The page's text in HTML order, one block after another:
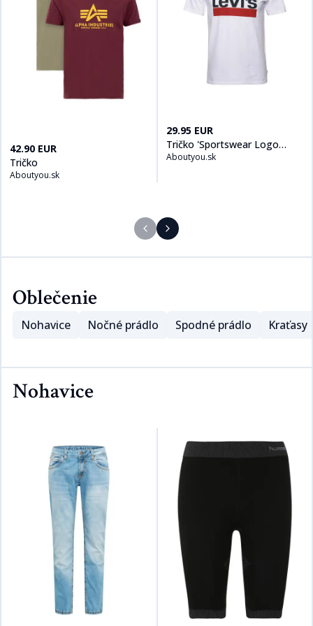
42.90 EUR
Tričko
Aboutyou.sk
Kúpiť produt
29.95 EUR
Tričko 'Sportswear Logo
Graphic'
Aboutyou.sk
Kúpiť produt
Oblečenie​​​​‌ ‍ ​‍​‍‌‍ ‌ ​‍‌‍‍‌‌‍‌ ‌‍‍‌‌‍ ‍​‍​‍​ ‍‍​‍​‍‌ ​ ‌‍​‌‌‍ ‍‌‍‍‌‌ ‌​‌ ‍‌​‍ ‍‌‍‍‌‌‍ ​‍​‍​‍ ​​‍​‍‌‍‍​‌ ​‍‌‍‌‌‌‍‌‍​‍​‍​ ‍‍​‍​‍‌‍‍​‌ ‌​‌ ‌​‌ ​​​ ‍‍​‍ ​‍ ‌‍ ​‌‍ ‌‍​ ‌‍​‌‌‍ ​‌‍‍​‌‍ ‌ ​ ‌ ‌​​ ‍‍​ ​ ​ ​​​ ​​​ ​​​‍ ‌ ​ ‌ ‌​‌ ‌‌‌‍‌​‌‍‍‌‌‍ ​‍ ‌‍‍‌‌‍ ‍‌ ‌​‌‍‌‌‌‍ ‍‌ ‌​​‍ ‌‍‌‌‌‍‌​‌‍‍‌‌ ‌​​‍ ‌‍ ‌‌‍ ‌‍‌​‌‍‌‌​ ‌‌ ​​‌ ​‍‌‍‌‌‌ ​ ‌‍‌‌‌‍ ‍‌ ‌​‌‍​‌‌ ‌​‌‍‍‌‌‍ ‌‍ ‍​ ‍ ‌‍‍‌‌‍‌​​ ‌‌‍​‍‌‍‌​‌‍‌‌​ ‍‌​ ‍‌​ ‌ ​ ​‍‌‍​ ​‍ ‌‌‍‌​​ ‌‍​ ​​‌‍‌​​‍ ‌​ ‌​​ ‌​‌‍‌​​ ‌‌​‍ ‌‌‍​‍‌‍​‌​ ​​​ ‌‍​‍ ‌​ ‌​‌‍​‌​ ​ ​ ​ ‌‍​‌‌‍‌‍‌‍​ ‌‍​‌‌‍‌‍​ ‍‌​ ​‍‌‍​‌​ ‍ ‌ ‌​‌ ‍‌‌ ​​‌‍‌‌​ ‌‌ ​​‌‍​‌‌‍‌ ‌‍‌‌‌ ​ ​ ‍ ‌ ​​‌‍​‌‌ ‌​‌‍‍​​ ‌‌‍​‍‌‍ ​‌‍ ‌‍​ ‌‍‍ ‌ ​ ​‍‌‌​ ‌‌‌​​‍‌‌ ‌‍‍ ‌‍‌‌‌ ‍‌​‍‌‌​ ​ ‌​‌​​‍‌‌​ ​ ‌​‌​​‍‌‌​ ​‍​ ​‍‌‍​‍‌‍​‌‌‍​‌​ ​​​ ‍​​ ​‍​ ​​​ ‍​​ ​​​ ‍​​ ​‌‌‍‌​​‍‌‌​ ​‍​ ​‍​‍‌‌​ ‌‌‌​‌​​‍ ‍‌ ‌​‌‍‍‌‌ ‌​‌‍ ​‌‍‌‌​ ‌‍​‍‌‍​‌‌ ​ ‌‍‌‌‌‌‌‌‌ ​‍‌‍ ​​ ‌‌‍‍​‌ ‌​‌ ‌​‌ ​​​‍‌‌​ ​ ‌​​‌​‍‌‌​ ​‍‌​‌‍​‍‌‌​ ​‍‌​‌‍‌‍ ​‌‍ ‌‍​ ‌‍​‌‌‍ ​‌‍‍​‌‍ ‌ ​ ‌ ‌​​‍‌‌​ ​ ‌​​‌​ ​ ​ ​​​ ​​​ ​​​‍‌‌​ ​‍‌​‌‍‌ ​ ‌ ‌​‌ ‌‌‌‍‌​‌‍‍‌‌‍ ​‍‌‍‌‍‍‌‌‍‌​​ ‌‌‍​‍‌‍‌​‌‍‌‌​ ‍‌​ ‍‌​ ‌ ​ ​‍‌‍​ ​‍ ‌‌‍‌​​ ‌‍​ ​​‌‍‌​​‍ ‌​ ‌​​ ‌​‌‍‌​​ ‌‌​‍ ‌‌‍​‍‌‍​‌​ ​​​ ‌‍​‍ ‌​ ‌​‌‍​‌​ ​ ​ ​ ‌‍​‌‌‍‌‍‌‍​ ‌‍​‌‌‍‌‍​ ‍‌​ ​‍‌‍​‌​‍‌‍‌ ‌​‌ ‍‌‌ ​​‌‍‌‌​ ‌‌ ​​‌‍​‌‌‍‌ ‌‍‌‌‌ ​ ​‍‌‍‌ ​​‌‍​‌‌ ‌​‌‍‍​​ ‌‌‍​‍‌‍ ​‌‍ ‌‍​ ‌‍‍ ‌ ​ ​‍‌‌​ ‌‌‌​​‍‌‌ ‌‍‍ ‌‍‌‌‌ ‍‌​‍‌‌​ ​ ‌​‌​​‍‌‌​ ​ ‌​‌​​‍‌‌​ ​‍​ ​‍‌‍​‍‌‍​‌‌‍​‌​ ​​​ ‍​​ ​‍​ ​​​ ‍​​ ​​​ ‍​​ ​‌‌‍‌​​‍‌‌​ ​‍​ ​‍​‍‌‌​ ‌‌‌​‌​​‍ ‍‌ ‌​‌‍‍‌‌ ‌​‌‍ ​‌‍‌‌​‍‌‍‌ ​​‌‍‌‌‌ ​‍‌ ​ ‌ ​​‌‍‌‌‌‍​ ‌ ‌​‌‍‍‌‌ ‌‍‌‍‌‌​ ‌‌ ​​‌ ‌‌‌‍​‍‌‍ ​‌‍‍‌‌ ​ ‌‍‍​‌‍‌‌‌‍‌​​‍​‍‌ ‌
Nohavice Nočné prádlo Spodné prádlo Kraťasy
Nohavice​​​​‌ ‍ ​‍​‍‌‍ ‌ ​‍‌‍‍‌‌‍‌ ‌‍‍‌‌‍ ‍​‍​‍​ ‍‍​‍​‍‌ ​ ‌‍​‌‌‍ ‍‌‍‍‌‌ ‌​‌ ‍‌​‍ ‍‌‍‍‌‌‍ ​‍​‍​‍ ​​‍​‍‌‍‍​‌ ​‍‌‍‌‌‌‍‌‍​‍​‍​ ‍‍​‍​‍‌‍‍​‌ ‌​‌ ‌​‌ ​​​ ‍‍​‍ ​‍ ‌‍ ​‌‍ ‌‍​ ‌‍​‌‌‍ ​‌‍‍​‌‍ ‌ ​ ‌ ‌​​ ‍‍​ ​ ​ ​​​ ​​​ ​​​‍ ‌ ​ ‌ ‌​‌ ‌‌‌‍‌​‌‍‍‌‌‍ ​‍ ‌‍‍‌‌‍ ‍‌ ‌​‌‍‌‌‌‍ ‍‌ ‌​​‍ ‌‍‌‌‌‍‌​‌‍‍‌‌ ‌​​‍ ‌‍ ‌‌‍ ‌‍‌​‌‍‌‌​ ‌‌ ​​‌ ​‍‌‍‌‌‌ ​ ‌‍‌‌‌‍ ‍‌ ‌​‌‍​‌‌ ‌​‌‍‍‌‌‍ ‌‍ ‍​ ‍ ‌‍‍‌‌‍‌​​ ‌‌‍​‍‌‍‌​‌‍‌‌​ ‍‌​ ‍‌​ ‌ ​ ​‍‌‍​ ​‍ ‌‌‍‌​​ ‌‍​ ​​‌‍‌​​‍ ‌​ ‌​​ ‌​‌‍‌​​ ‌‌​‍ ‌‌‍​‍‌‍​‌​ ​​​ ‌‍​‍ ‌​ ‌​‌‍​‌​ ​ ​ ​ ‌‍​‌‌‍‌‍‌‍​ ‌‍​‌‌‍‌‍​ ‍‌​ ​‍‌‍​‌​ ‍ ‌ ‌​‌ ‍‌‌ ​​‌‍‌‌​ ‌‌ ​​‌‍​‌‌‍‌ ‌‍‌‌‌ ​ ​ ‍ ‌ ​​‌‍​‌‌ ‌​‌‍‍​​ ‌‌‍​‍‌‍ ​‌‍ ‌‍​ ‌‍‍ ‌ ​ ​‍‌‌​ ‌‌‌​​‍‌‌ ‌‍‍ ‌‍‌‌‌ ‍‌​‍‌‌​ ​ ‌​‌​​‍‌‌​ ​ ‌​‌​​‍‌‌​ ​‍​ ​‍‌‍‌‍‌‍‌‍​ ​ ​ ‌ ​ ‌‌​ ​‍​ ‍‌​ ‌‌​ ‌‍​ ‌​‌‍​‌‌‍​ ​‍‌‌​ ​‍​ ​‍​‍‌‌​ ‌‌‌​‌​​‍ ‍‌ ‌​‌‍‍‌‌ ‌​‌‍ ​‌‍‌‌​ ‌‍​‍‌‍​‌‌ ​ ‌‍‌‌‌‌‌‌‌ ​‍‌‍ ​​ ‌‌‍‍​‌ ‌​‌ ‌​‌ ​​​‍‌‌​ ​ ‌​​‌​‍‌‌​ ​‍‌​‌‍​‍‌‌​ ​‍‌​‌‍‌‍ ​‌‍ ‌‍​ ‌‍​‌‌‍ ​‌‍‍​‌‍ ‌ ​ ‌ ‌​​‍‌‌​ ​ ‌​​‌​ ​ ​ ​​​ ​​​ ​​​‍‌‌​ ​‍‌​‌‍‌ ​ ‌ ‌​‌ ‌‌‌‍‌​‌‍‍‌‌‍ ​‍‌‍‌‍‍‌‌‍‌​​ ‌‌‍​‍‌‍‌​‌‍‌‌​ ‍‌​ ‍‌​ ‌ ​ ​‍‌‍​ ​‍ ‌‌‍‌​​ ‌‍​ ​​‌‍‌​​‍ ‌​ ‌​​ ‌​‌‍‌​​ ‌‌​‍ ‌‌‍​‍‌‍​‌​ ​​​ ‌‍​‍ ‌​ ‌​‌‍​‌​ ​ ​ ​ ‌‍​‌‌‍‌‍‌‍​ ‌‍​‌‌‍‌‍​ ‍‌​ ​‍‌‍​‌​‍‌‍‌ ‌​‌ ‍‌‌ ​​‌‍‌‌​ ‌‌ ​​‌‍​‌‌‍‌ ‌‍‌‌‌ ​ ​‍‌‍‌ ​​‌‍​‌‌ ‌​‌‍‍​​ ‌‌‍​‍‌‍ ​‌‍ ‌‍​ ‌‍‍ ‌ ​ ​‍‌‌​ ‌‌‌​​‍‌‌ ‌‍‍ ‌‍‌‌‌ ‍‌​‍‌‌​ ​ ‌​‌​​‍‌‌​ ​ ‌​‌​​‍‌‌​ ​‍​ ​‍‌‍‌‍‌‍‌‍​ ​ ​ ‌ ​ ‌‌​ ​‍​ ‍‌​ ‌‌​ ‌‍​ ‌​‌‍​‌‌‍​ ​‍‌‌​ ​‍​ ​‍​‍‌‌​ ‌‌‌​‌​​‍ ‍‌ ‌​‌‍‍‌‌ ‌​‌‍ ​‌‍‌‌​‍‌‍‌ ​​‌‍‌‌‌ ​‍‌ ​ ‌ ​​‌‍‌‌‌‍​ ‌ ‌​‌‍‍‌‌ ‌‍‌‍‌‌​ ‌‌ ​​‌ ‌‌‌‍​‍‌‍ ​‌‍‍‌‌ ​ ‌‍‍​‌‍‌‌‌‍‌​​‍​‍‌ ‌